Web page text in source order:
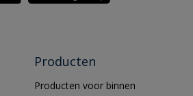
Producten
Producten voor binnen